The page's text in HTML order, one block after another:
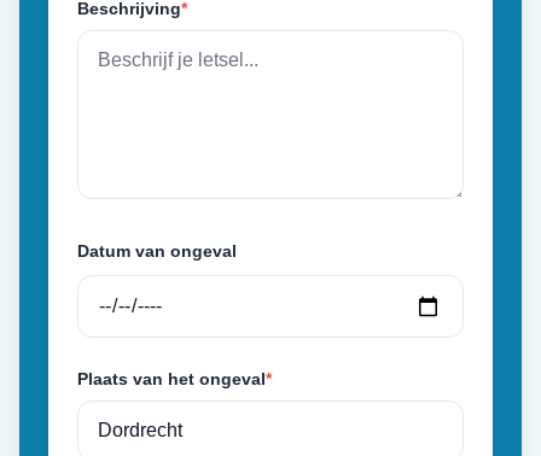
Beschrijving*
Datum van ongeval
Plaats van het ongeval*